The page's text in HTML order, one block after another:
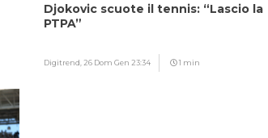
Djokovic scuote il tennis: “Lascio la
PTPA”
Digitrend, 26 Dom Gen 23:34 1 min